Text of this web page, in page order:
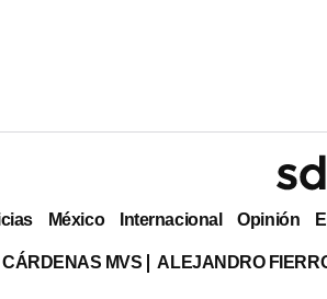
México Internacional Opinión
CÁRDENAS MVS ALEJANDRO